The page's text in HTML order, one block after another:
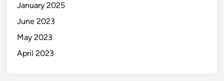
January 2025
June 2023
May 2023
April 2023